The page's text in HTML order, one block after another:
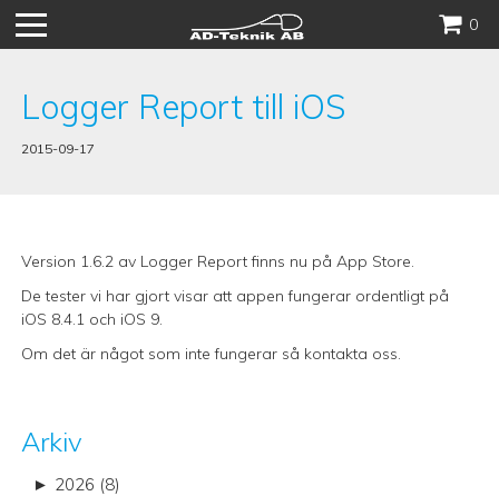
0
Hoppa
Logger Report till iOS
2015-09-17
Version 1.6.2 av Logger Report finns nu på App Store.
De tester vi har gjort visar att appen fungerar ordentligt på
iOS 8.4.1 och iOS 9.
Om det är något som inte fungerar så kontakta oss.
Arkiv
► 2026 (8)